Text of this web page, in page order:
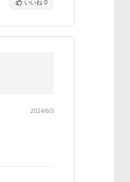
いいね 0
2024/6/3